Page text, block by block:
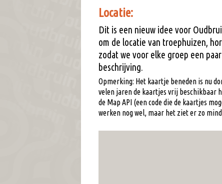
Locatie:
Dit is een nieuw idee voor
om de locatie van troephuizen,
zodat we voor elke groep een
beschrijving.
Opmerking: Het kaartje beneden is nu
velen jaren de kaartjes vrij beschikbaar
de Map API (een code die de kaartjes
werken nog wel, maar het ziet er zo